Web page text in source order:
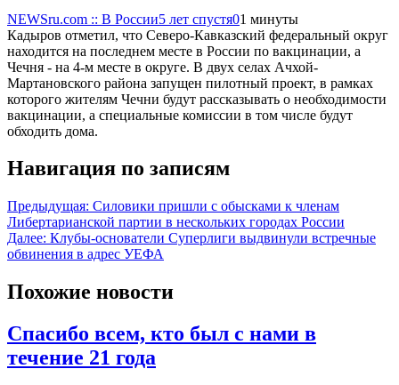
NEWSru.com :: В России5 лет спустя01 минуты
Кадыров отметил, что Северо-Кавказский федеральный округ
находится на последнем месте в России по вакцинации, а
Чечня - на 4-м месте в округе. В двух селах Ачхой-
Мартановского района запущен пилотный проект, в рамках
которого жителям Чечни будут рассказывать о необходимости
вакцинации, а специальные комиссии в том числе будут
обходить дома.
Навигация по записям
Предыдущая: Силовики пришли с обысками к членам
Либертарианской партии в нескольких городах России
Далее: Клубы-основатели Суперлиги выдвинули встречные
обвинения в адрес УЕФА
Похожие новости
Спасибо всем, кто был с нами в
течение 21 года